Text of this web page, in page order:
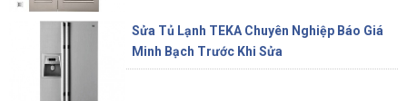
Sửa Tủ Lạnh TEKA Chuyên Nghiệp Báo Giá
Minh Bạch Trước Khi Sửa